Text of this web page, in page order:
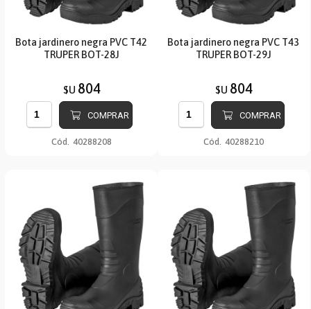
Bota jardinero negra PVC T42
TRUPER BOT-28J
$U 804
COMPRAR
Cód. 40288208
Bota jardinero negra PVC T43
TRUPER BOT-29J
$U 804
COMPRAR
Cód. 40288210